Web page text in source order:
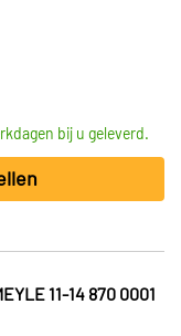
bij u geleverd.
11-14 870 0001